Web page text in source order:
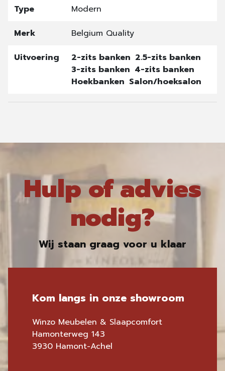
Type
Modern
Merk
Belgium Quality
Uitvoering
2-zits banken 2.5-zits banken
3-zits banken 4-zits banken
Hoekbanken Salon/hoeksalon
Hulp of advies
nodig?
Wij staan graag voor u klaar
Kom langs in onze showroom
Winzo Meubelen & Slaapcomfort
Hamonterweg 143
3930 Hamont-Achel